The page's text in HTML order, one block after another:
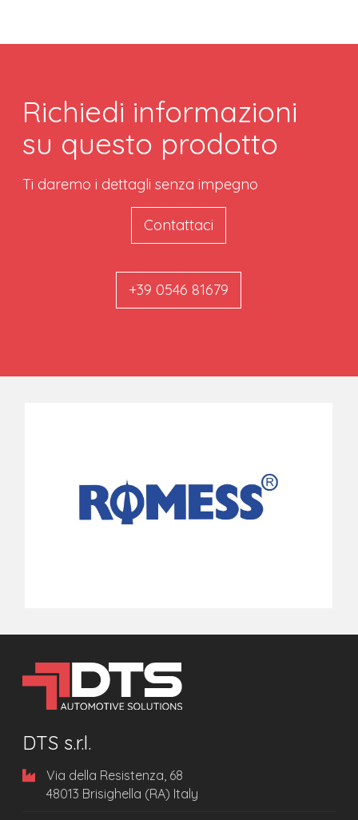
Richiedi informazioni
su questo prodotto
Ti daremo i dettagli senza impegno
Contattaci
+39 0546 81679
DTS s.r.l.
Via della Resistenza, 68
48013 Brisighella (RA) Italy